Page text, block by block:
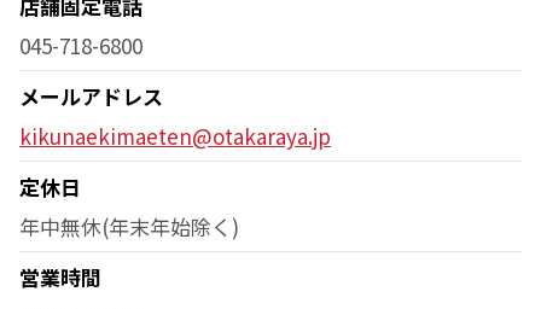
045-718-6800
メールアドレス
kikunaekimaeten@otakaraya.jp
定休日
年中無休(年末年始除く)
営業時間